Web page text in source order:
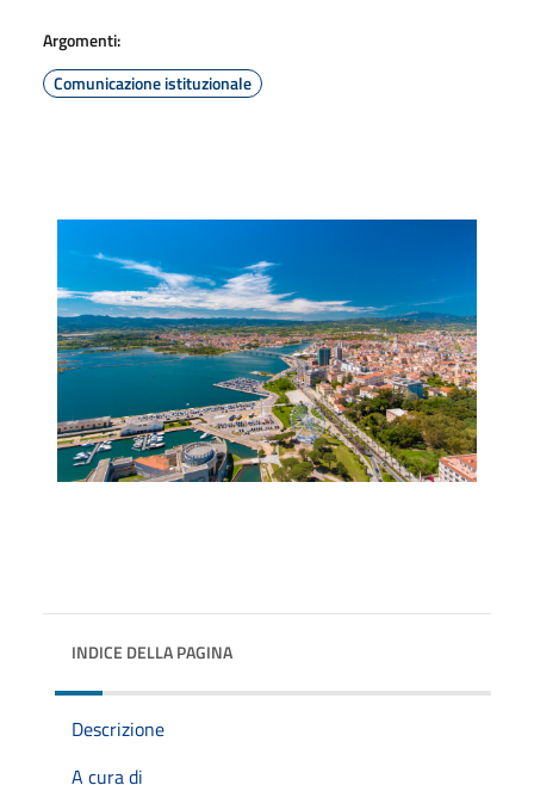
Argomenti:
Comunicazione istituzionale
INDICE DELLA PAGINA
Descrizione
A cura di